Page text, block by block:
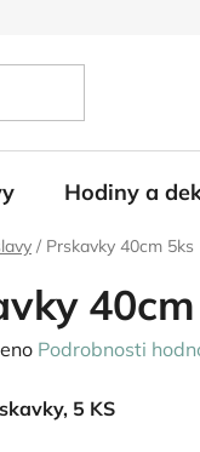
Hodiny a
/ Prskavky 40cm 5ks
Podrobnosti
5 KS